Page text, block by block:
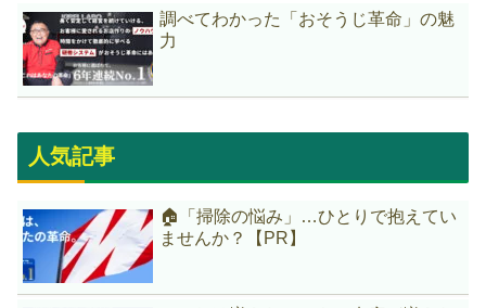
調べてわかった「おそうじ革命」の魅
力
人気記事
🏠「掃除の悩み」…ひとりで抱えてい
ませんか？【PR】